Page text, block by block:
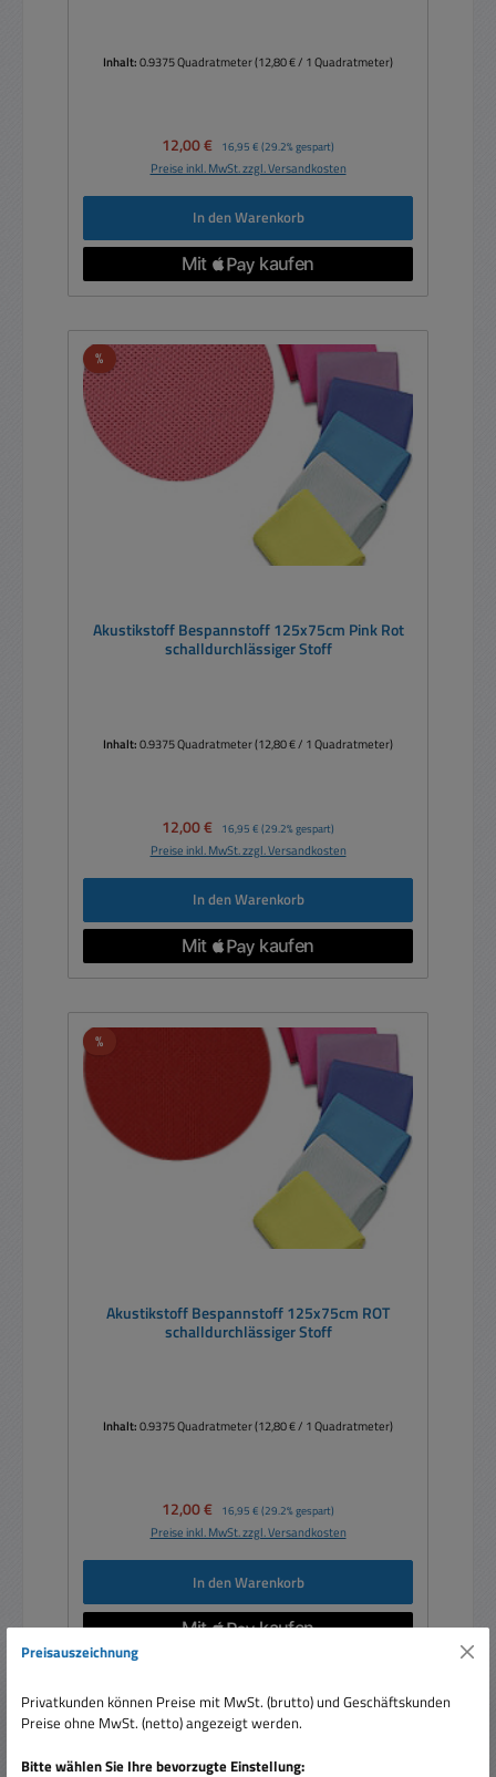
Inhalt:0.9375 Quadratmeter(12,80 € / 1 Quadratmeter)
Verkaufspreis:
12,00 € Regulärer Preis:
16,95 € (29.2% gespart)
Preise inkl. MwSt. zzgl. Versandkosten
In den Warenkorb
%Rabatt
Akustikstoff Bespannstoff 125x75cm Pink Rot
schalldurchlässiger Stoff
Inhalt:0.9375 Quadratmeter(12,80 € / 1 Quadratmeter)
Verkaufspreis:
12,00 € Regulärer Preis:
16,95 € (29.2% gespart)
Preise inkl. MwSt. zzgl. Versandkosten
In den Warenkorb
%Rabatt
Akustikstoff Bespannstoff 125x75cm ROT
schalldurchlässiger Stoff
Inhalt:0.9375 Quadratmeter(12,80 € / 1 Quadratmeter)
Verkaufspreis:
12,00 € Regulärer Preis:
16,95 € (29.2% gespart)
Preise inkl. MwSt. zzgl. Versandkosten
In den Warenkorb
%Rabatt
Neu
Preisauszeichnung
Privatkunden können Preise mit MwSt. (brutto) und Geschäftskunden
Preise ohne MwSt. (netto) angezeigt werden.
Bitte wählen Sie Ihre bevorzugte Einstellung: